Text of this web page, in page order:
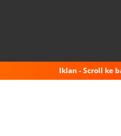
Iklan - Scroll ke